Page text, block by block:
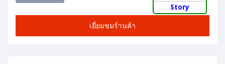
เยี่ยมชมร้านค้า
Story